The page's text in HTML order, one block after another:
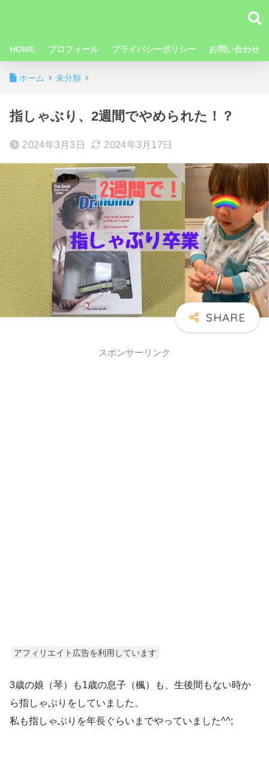
HOME プロフィール プライバシーポリシー お問い合わせ
ホーム 未分類
指しゃぶり、2週間でやめられた！？
2024年3月3日 2024年3月17日
スポンサーリンク
アフィリエイト広告を利用しています
3歳の娘（琴）も1歳の息子（楓）も、生後間もない時か
ら指しゃぶりをしていました。
私も指しゃぶりを年長ぐらいまでやっていました^^;